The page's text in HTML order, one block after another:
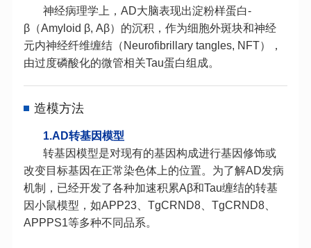
神经病理学上，AD大脑表现出淀粉样蛋白‐
β（Amyloid β, Aβ）的沉积，作为细胞外斑块和神经
元内神经纤维缠结（Neurofibrillary tangles, NFT），
由过度磷酸化的微管相关Tau蛋白组成。
造模方法
1.AD转基因模型
转基因模型是对现有的基因构成进行基因修饰或
改变目标基因在正常染色体上的位置。为了解AD发病
机制，已经开发了各种加速积累Aβ和Tau缠结的转基
因小鼠模型，如APP23、TgCRND8、TgCRND8、
APPPS1等多种不同品系。